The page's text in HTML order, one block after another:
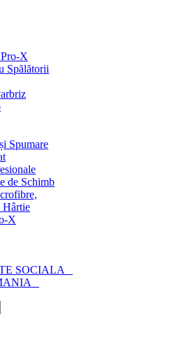
X
Spălătorii
Spumare
de Schimb
Hârtie
X
SOCIALA